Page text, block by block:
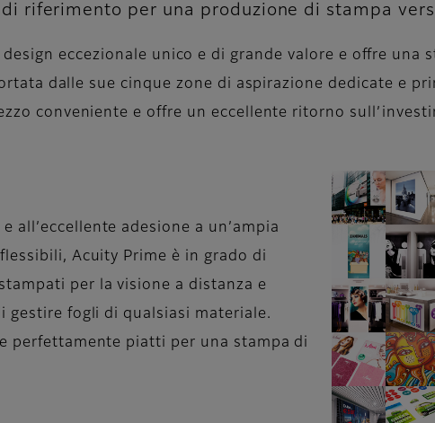
riferimento per una produzione di stampa
eccezionale unico e di grande valore e offre una
dalle sue cinque zone di aspirazione dedicate e
conveniente e offre un eccellente ritorno
all’eccellente adesione a un’ampia
Acuity Prime è in grado di
per la visione a distanza e
gestire fogli di qualsiasi materiale.
perfettamente piatti per una stampa di